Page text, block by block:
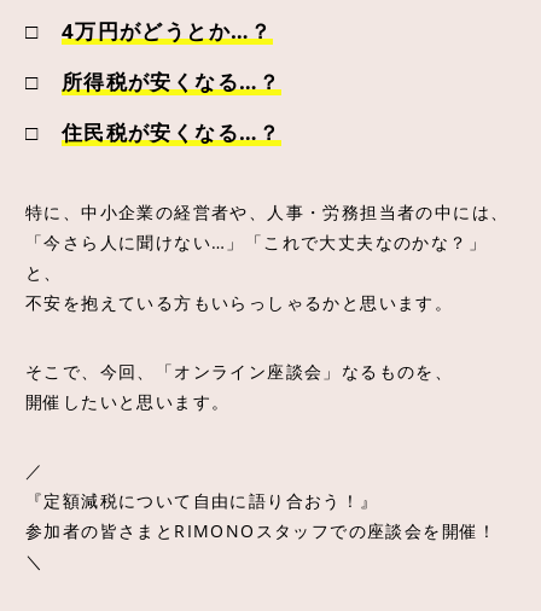
□ 4万円がどうとか…？
□ 所得税が安くなる…？
□住民税が安くなる…？
特に、中小企業の経営者や、人事・労務担当者の中には、
「今さら人に聞けない…」「これで大丈夫なのかな？」
と、
不安を抱えている方もいらっしゃるかと思います。
そこで、今回、「オンライン座談会」なるものを、
開催したいと思います。
／
『定額減税について自由に語り合おう！』
参加者の皆さまとRIMONOスタッフでの座談会を開催！
＼